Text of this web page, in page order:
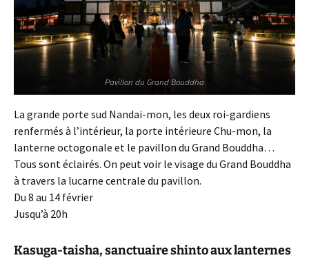
Pavillon du Grand Bouddha
La grande porte sud Nandai-mon, les deux roi-gardiens
renfermés à l’intérieur, la porte intérieure Chu-mon, la
lanterne octogonale et le pavillon du Grand Bouddha…
Tous sont éclairés. On peut voir le visage du Grand Bouddha
à travers la lucarne centrale du pavillon.
Du 8 au 14 février
Jusqu’à 20h
Kasuga-taisha, sanctuaire shinto aux lanternes